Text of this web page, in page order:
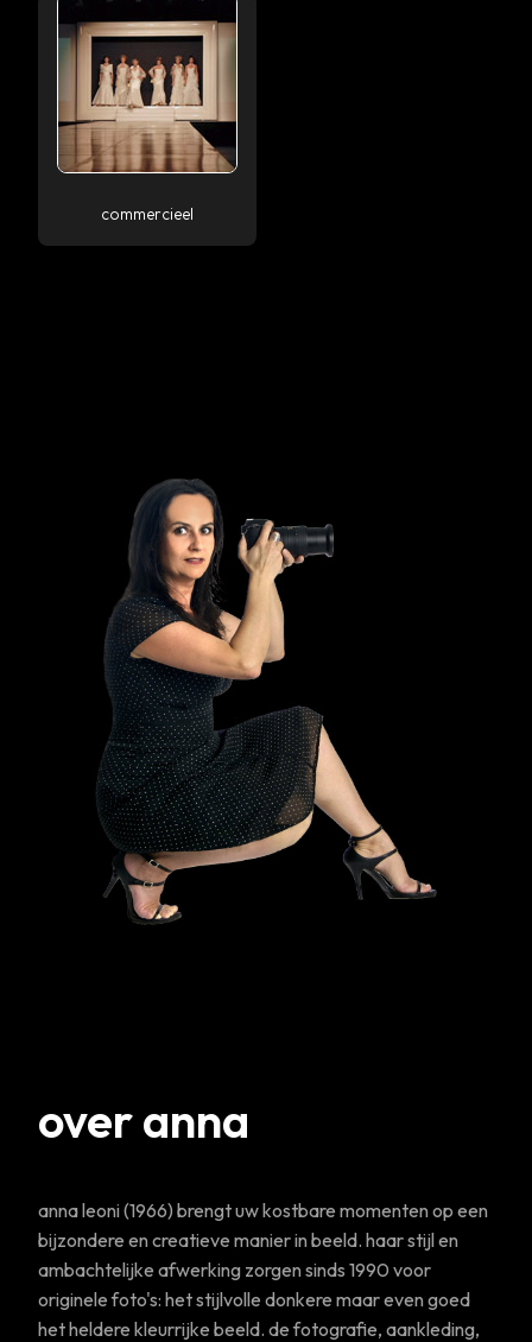
commercieel
over anna
anna leoni (1966) brengt uw kostbare momenten op een
bijzondere en creatieve manier in beeld. haar stijl en
ambachtelijke afwerking zorgen sinds 1990 voor
originele foto's: het stijlvolle donkere maar even goed
het heldere kleurrijke beeld. de fotografie, aankleding,